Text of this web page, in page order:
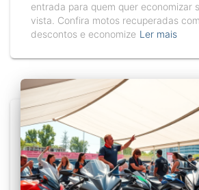
entrada para quem quer economizar
vista. Confira motos recuperadas
descontos e economize Ler mais